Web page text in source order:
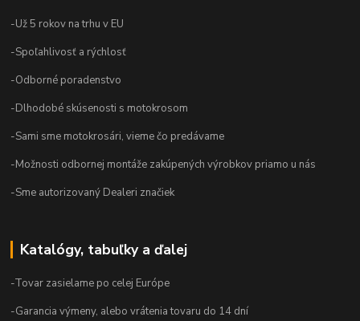
-Už 5 rokov na trhu v EU
-Spoľahlivosť a rýchlosť
-Odborné poradenstvo
-Dlhodobé skúsenosti s motokrosom
-Sami sme motokrosári, vieme čo predávame
-Možnosti odbornej montáže zakúpených výrobkov priamo u nás
-Sme autorizovaný Dealeri značiek
Katalógy, tabuľky a ďalej
-Tovar zasielame po celej Európe
-Garancia výmeny, alebo vrátenia tovaru do 14 dní